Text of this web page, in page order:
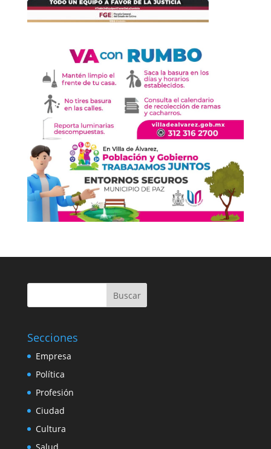
Buscar
Secciones
Empresa
Política
Profesión
Ciudad
Cultura